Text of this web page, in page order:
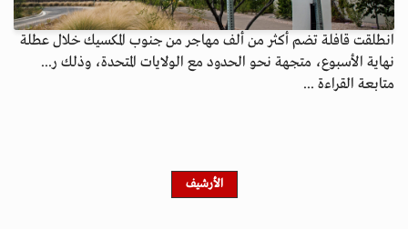
انطلقت قافلة تضم أكثر من ألف مهاجر من جنوب المكسيك خلال عطلة
نهاية الأسبوع، متجهة نحو الحدود مع الولايات المتحدة، وذلك ر...
متابعة القراءة ...
الأرشيف